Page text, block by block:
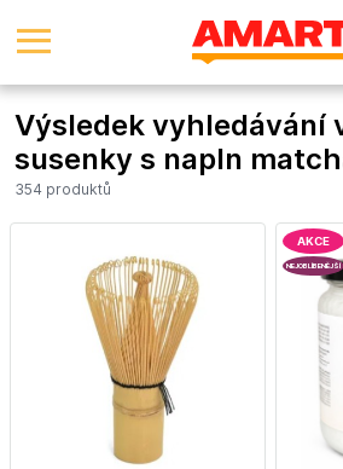
Výsledek vyhledávání
susenky s napln
354 produktů
AKCE
NEJOBLÍBENĚJŠÍ